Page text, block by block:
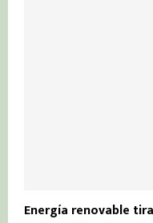
Energía renovable